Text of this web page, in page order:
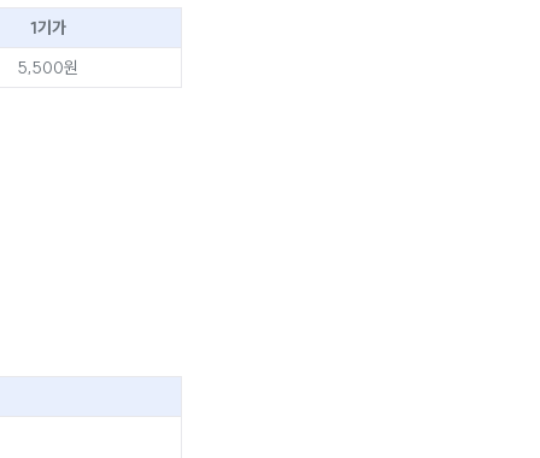
1기가
5,500원